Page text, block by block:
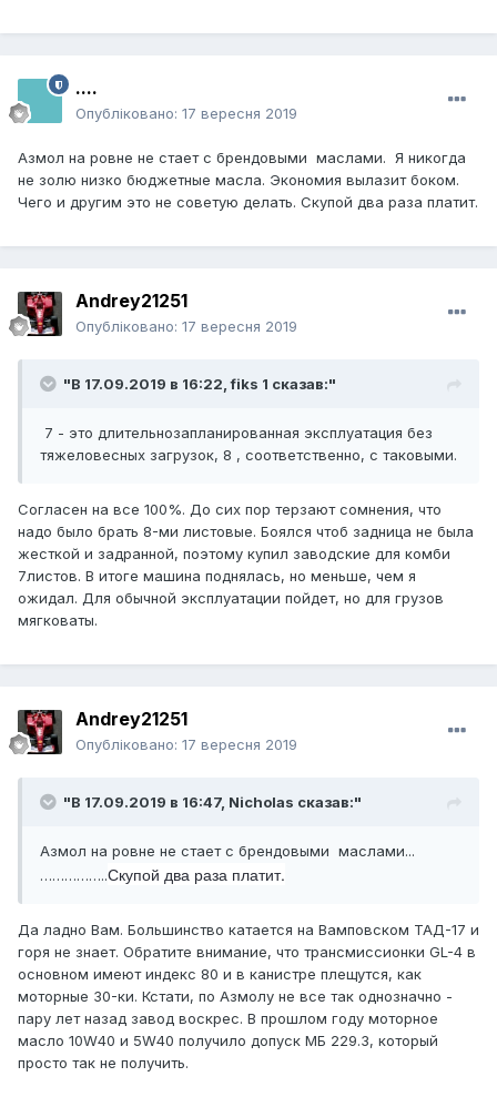
....
Опубліковано: 17 вересня 2019
Азмол на ровне не стает с брендовыми маслами. Я никогда
не золю низко бюджетные масла. Экономия вылазит боком.
Чего и другим это не советую делать. Скупой два раза платит.
Andrey21251
Опубліковано: 17 вересня 2019
"В 17.09.2019 в 16:22,fiks 1 сказав:"
7 - это длительнозапланированная эксплуатация без
тяжеловесных загрузок, 8 , соответственно, с таковыми.
Согласен на все 100%. До сих пор терзают сомнения, что
надо было брать 8-ми листовые. Боялся чтоб задница не была
жесткой и задранной, поэтому купил заводские для комби
7листов. В итоге машина поднялась, но меньше, чем я
ожидал. Для обычной эксплуатации пойдет, но для грузов
мягковаты.
Andrey21251
Опубліковано: 17 вересня 2019
"В 17.09.2019 в 16:47, Nicholas сказав:"
Азмол на ровне не стает с брендовыми маслами...
……………..Скупой два раза платит.
Да ладно Вам. Большинство катается на Вамповском ТАД-17 и
горя не знает. Обратите внимание, что трансмиссионки GL-4 в
основном имеют индекс 80 и в канистре плещутся, как
моторные 30-ки. Кстати, по Азмолу не все так однозначно -
пару лет назад завод воскрес. В прошлом году моторное
масло 10W40 и 5W40 получило допуск МБ 229.3, который
просто так не получить.